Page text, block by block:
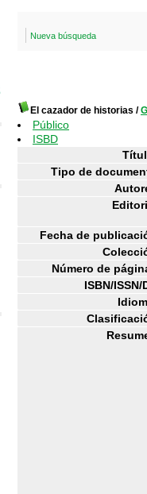
Nueva búsqueda
El cazador de historias /
Público
ISBD
Tipo de
Fecha de
Número de
ISBN/ISSN/